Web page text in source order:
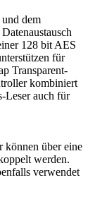
dem
128 bit AES
für
Transparent-
kombiniert
Leser auch für
können über eine
werden.
verwendet